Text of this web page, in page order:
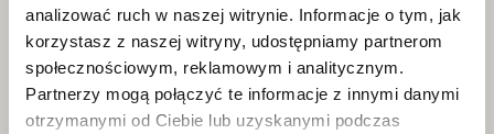
analizować ruch w naszej witrynie. Informacje o tym, jak
korzystasz z naszej witryny, udostępniamy partnerom
społecznościowym, reklamowym i analitycznym.
Partnerzy mogą połączyć te informacje z innymi danymi
otrzymanymi od Ciebie lub uzyskanymi podczas